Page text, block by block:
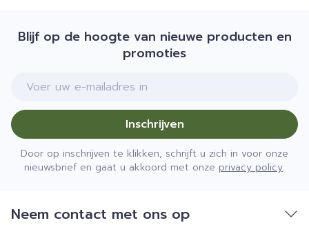
Blijf op de hoogte van nieuwe producten en
promoties
E-mail adres
Inschrijven
Door op inschrijven te klikken, schrijft u zich in voor onze
nieuwsbrief en gaat u akkoord met onze privacy policy.
Neem contact met ons op